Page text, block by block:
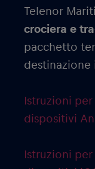
Telenor
crociera e
pacchetto
destinazione
Istruzioni
dispositivi
Istruzioni